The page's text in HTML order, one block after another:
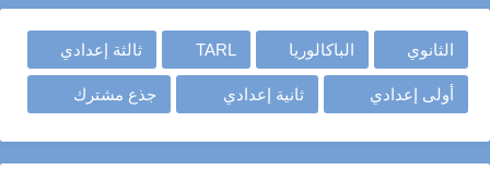
الثانوي الباكالوريا TARL ثالثة إعدادي
أولى إعدادي ثانية إعدادي جذع مشترك